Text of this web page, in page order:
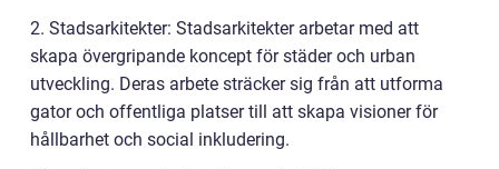
2. Stadsarkitekter: Stadsarkitekter arbetar med att
skapa övergripande koncept för städer och urban
utveckling. Deras arbete sträcker sig från att utforma
gator och offentliga platser till att skapa visioner för
hållbarhet och social inkludering.